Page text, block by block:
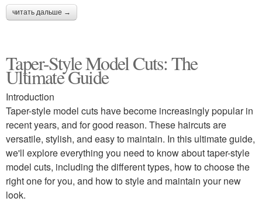
читать дальше →
Taper-Style Model Cuts: The
Ultimate Guide
Introduction
Taper-style model cuts have become increasingly popular in
recent years, and for good reason. These haircuts are
versatile, stylish, and easy to maintain. In this ultimate guide,
we'll explore everything you need to know about taper-style
model cuts, including the different types, how to choose the
right one for you, and how to style and maintain your new
look.